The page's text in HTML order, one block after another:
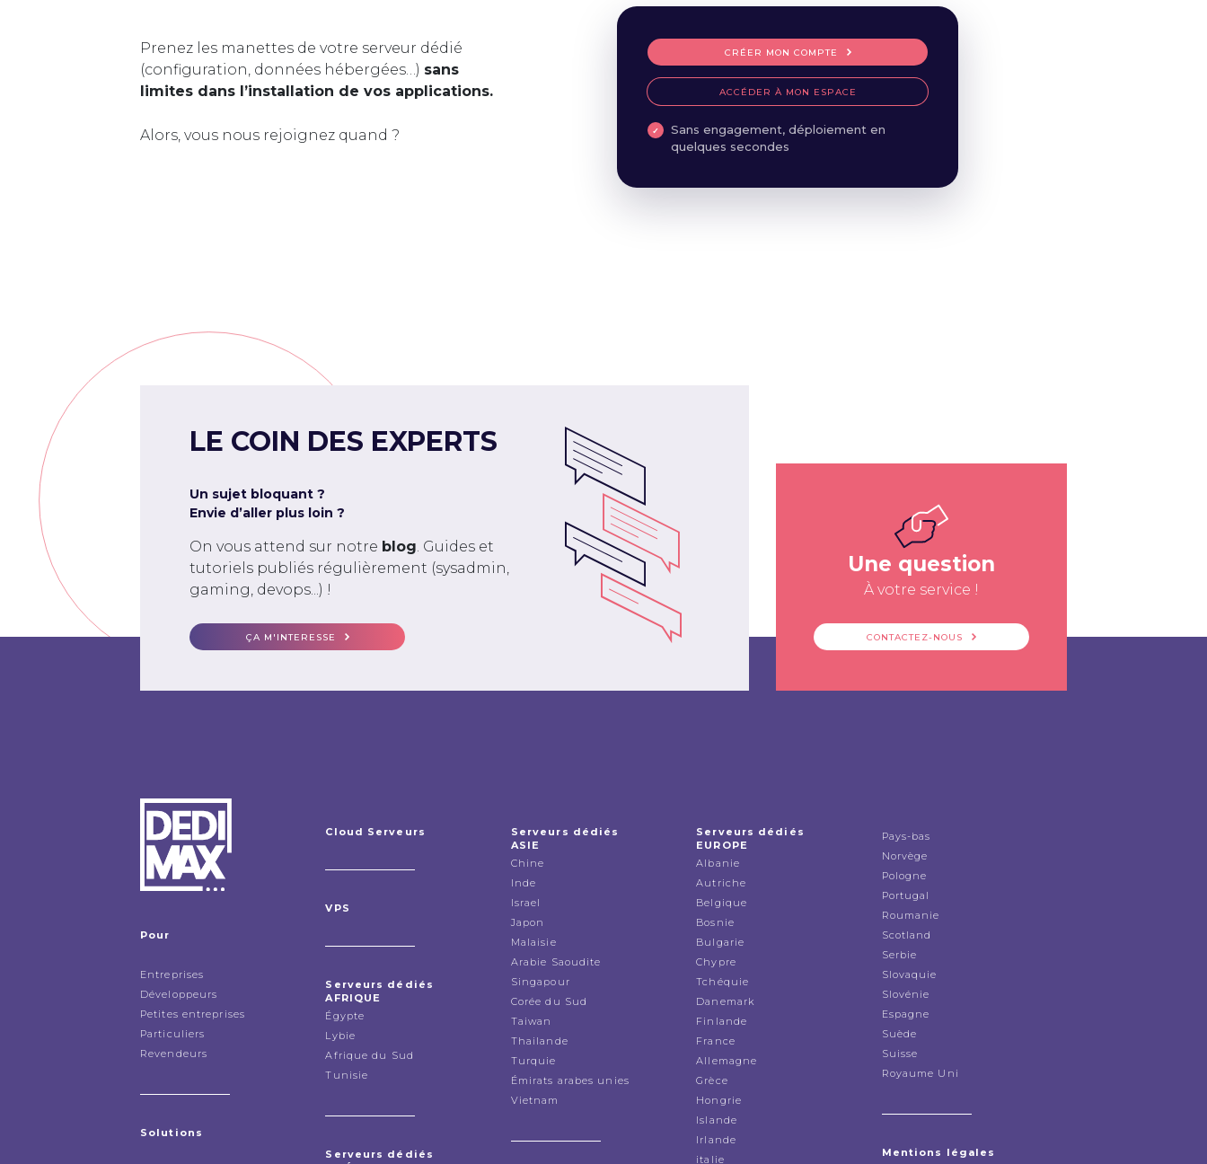
Prenez les manettes de votre serveur dédié
(configuration, données hébergées…) sans
limites dans l’installation de vos applications.
Alors, vous nous rejoignez quand ?
CRÉER MON COMPTE
ACCÉDER À MON ESPACE
Sans engagement, déploiement en
quelques secondes
LE COIN DES EXPERTS
Un sujet bloquant ?
Envie d’aller plus loin ?
On vous attend sur notre blog. Guides et
tutoriels publiés régulièrement (sysadmin,
gaming, devops...) !
ÇA M'INTERESSE
Une question
À votre service !
CONTACTEZ-NOUS
Pour
Entreprises
Développeurs
Petites entreprises
Particuliers
Revendeurs
Solutions
Cloud Serveurs
VPS
Serveurs dédiés
AFRIQUE
Égypte
Lybie
Afrique du Sud
Tunisie
Serveurs dédiés
Serveurs dédiés
ASIE
Chine
Inde
Israel
Japon
Malaisie
Arabie Saoudite
Singapour
Corée du Sud
Taiwan
Thailande
Turquie
Émirats arabes unies
Vietnam
Serveurs dédiés
EUROPE
Albanie
Autriche
Belgique
Bosnie
Bulgarie
Chypre
Tchéquie
Danemark
Finlande
France
Allemagne
Grèce
Hongrie
Islande
Irlande
italie
Pays-bas
Norvège
Pologne
Portugal
Roumanie
Scotland
Serbie
Slovaquie
Slovénie
Espagne
Suède
Suisse
Royaume Uni
Mentions légales